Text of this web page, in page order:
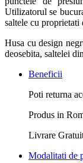
Utilizatorul se
saltele cu proprietati
Husa cu design
deosebita, saltelei
Beneficii
Poti returna
Produs in
Livrare
Modalitati de